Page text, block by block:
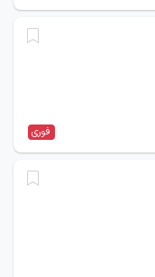
فوری